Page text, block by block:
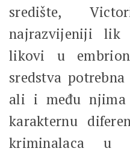
središte,
najrazvijeniji
likovi u
sredstva
ali i među njima
karakternu
kriminalaca u